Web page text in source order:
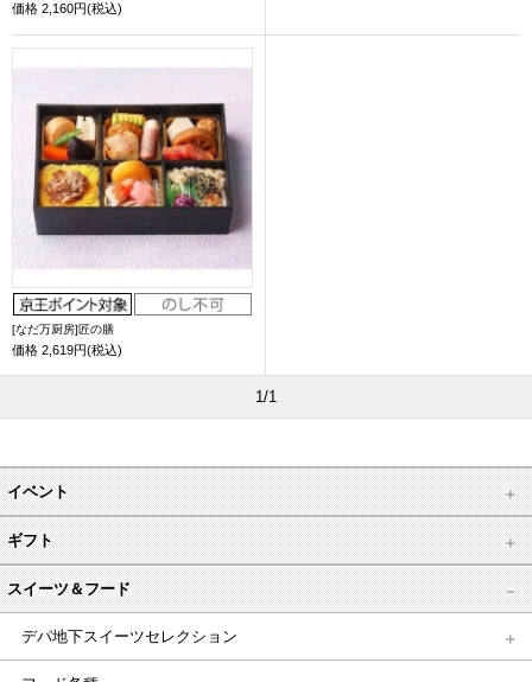
価格 2,160円(税込)
[なだ万厨房]匠の膳
価格 2,619円(税込)
1/1
イベント
ギフト
スイーツ＆フード
デパ地下スイーツセレクション